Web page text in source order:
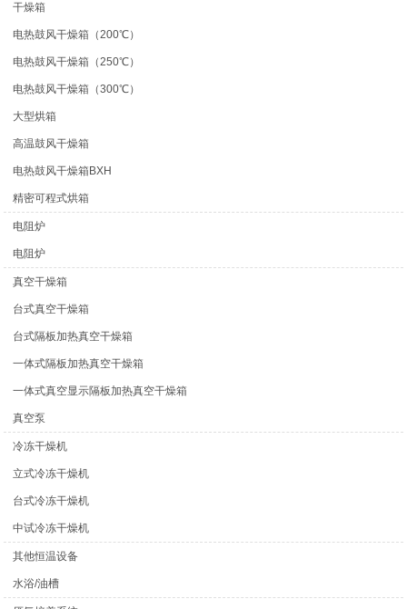
干燥箱
电热鼓风干燥箱（200℃）
电热鼓风干燥箱（250℃）
电热鼓风干燥箱（300℃）
大型烘箱
高温鼓风干燥箱
电热鼓风干燥箱BXH
精密可程式烘箱
电阻炉
电阻炉
真空干燥箱
台式真空干燥箱
台式隔板加热真空干燥箱
一体式隔板加热真空干燥箱
一体式真空显示隔板加热真空干燥箱
真空泵
冷冻干燥机
立式冷冻干燥机
台式冷冻干燥机
中试冷冻干燥机
其他恒温设备
水浴/油槽